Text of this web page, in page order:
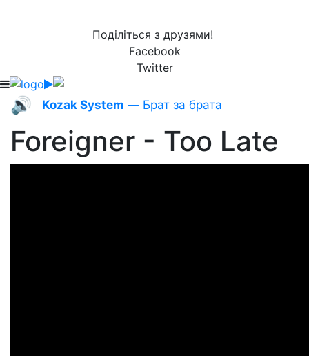
Поділіться з друзями!
Facebook
Twitter
🔊 Kozak System — Брат за брата
Foreigner - Too Late